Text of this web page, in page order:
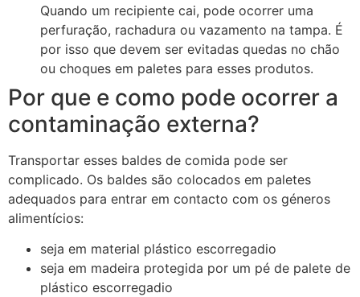
Quando um recipiente cai, pode ocorrer uma
perfuração, rachadura ou vazamento na tampa. É
por isso que devem ser evitadas quedas no chão
ou choques em paletes para esses produtos.
Por que e como pode ocorrer a
contaminação externa?
Transportar esses baldes de comida pode ser
complicado. Os baldes são colocados em paletes
adequados para entrar em contacto com os géneros
alimentícios:
seja em material plástico escorregadio
seja em madeira protegida por um pé de palete de
plástico escorregadio